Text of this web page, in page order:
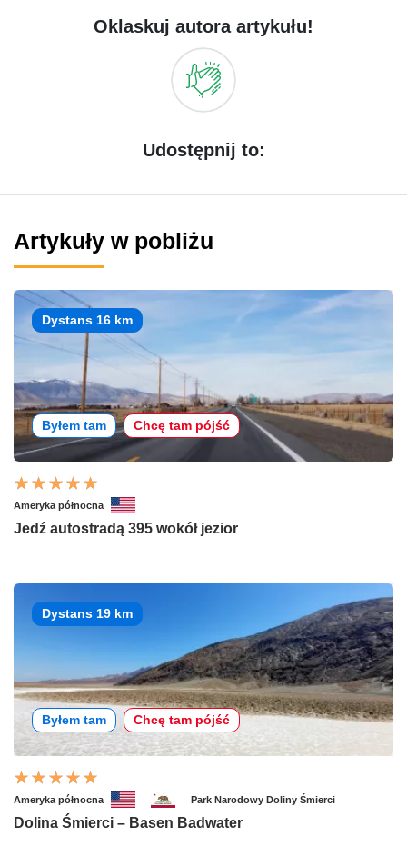
Oklaskuj autora artykułu!
Udostępnij to:
Artykuły w pobliżu
Dystans 16 km
Byłem tam Chcę tam pójść
Ameryka północna
Jedź autostradą 395 wokół jezior
Dystans 19 km
Byłem tam Chcę tam pójść
Ameryka północna Park Narodowy Doliny Śmierci
Dolina Śmierci – Basen Badwater